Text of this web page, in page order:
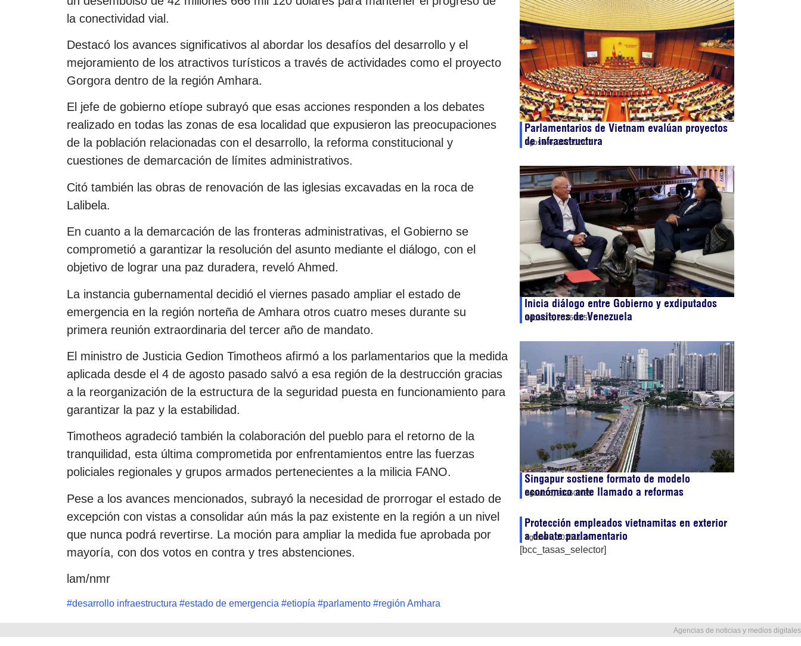
la conectividad vial.
Destacó los avances significativos al abordar los desafíos del desarrollo y el
mejoramiento de los atractivos turísticos a través de actividades como el proyecto
Gorgora dentro de la región Amhara.
El jefe de gobierno etíope subrayó que esas acciones responden a los debates
realizado en todas las zonas de esa localidad que expusieron las preocupaciones
de la población relacionadas con el desarrollo, la reforma constitucional y
cuestiones de demarcación de límites administrativos.
Citó también las obras de renovación de las iglesias excavadas en la roca de
Lalibela.
En cuanto a la demarcación de las fronteras administrativas, el Gobierno se
comprometió a garantizar la resolución del asunto mediante el diálogo, con el
objetivo de lograr una paz duradera, reveló Ahmed.
La instancia gubernamental decidió el viernes pasado ampliar el estado de
emergencia en la región norteña de Amhara otros cuatro meses durante su
primera reunión extraordinaria del tercer año de mandato.
El ministro de Justicia Gedion Timotheos afirmó a los parlamentarios que la medida
aplicada desde el 4 de agosto pasado salvó a esa región de la destrucción gracias
a la reorganización de la estructura de la seguridad puesta en funcionamiento para
garantizar la paz y la estabilidad.
Timotheos agradeció también la colaboración del pueblo para el retorno de la
tranquilidad, esta última comprometida por enfrentamientos entre las fuerzas
policiales regionales y grupos armados pertenecientes a la milicia FANO.
Pese a los avances mencionados, subrayó la necesidad de prorrogar el estado de
excepción con vistas a consolidar aún más la paz existente en la región a un nivel
que nunca podrá revertirse. La moción para ampliar la medida fue aprobada por
mayoría, con dos votos en contra y tres abstenciones.
lam/nmr
#desarrollo infraestructura #estado de emergencia #etiopía #parlamento #región Amhara
Parlamentarios de Vietnam evalúan proyectos
de infraestructura
agosto 6, 202602:07
Inicia diálogo entre Gobierno y exdiputados
opositores de Venezuela
agosto 6, 202600:51
Singapur sostiene formato de modelo
económico ante llamado a reformas
agosto 6, 202600:35
Protección empleados vietnamitas en exterior
a debate parlamentario
agosto 5, 202611:24
[bcc_tasas_selector]
Agencias de noticias y medios digitales